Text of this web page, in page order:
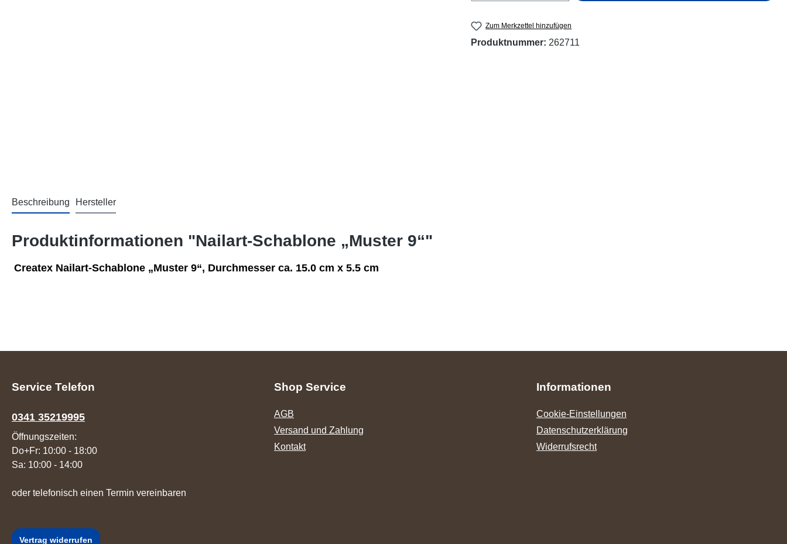
Zum Merkzettel hinzufügen
Produktnummer: 262711
Beschreibung Hersteller
Produktinformationen "Nailart-Schablone „Muster 9“"
Createx Nailart-Schablone „Muster 9“, Durchmesser ca. 15.0 cm x 5.5 cm
Service Telefon
0341 35219995
Öffnungszeiten:
Do+Fr: 10:00 - 18:00
Sa: 10:00 - 14:00
oder telefonisch einen Termin vereinbaren
Vertrag widerrufen
Shop Service
AGB
Versand und Zahlung
Kontakt
Informationen
Cookie-Einstellungen
Datenschutzerklärung
Widerrufsrecht